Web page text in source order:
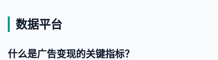
数据平台
什么是广告变现的关键指标？